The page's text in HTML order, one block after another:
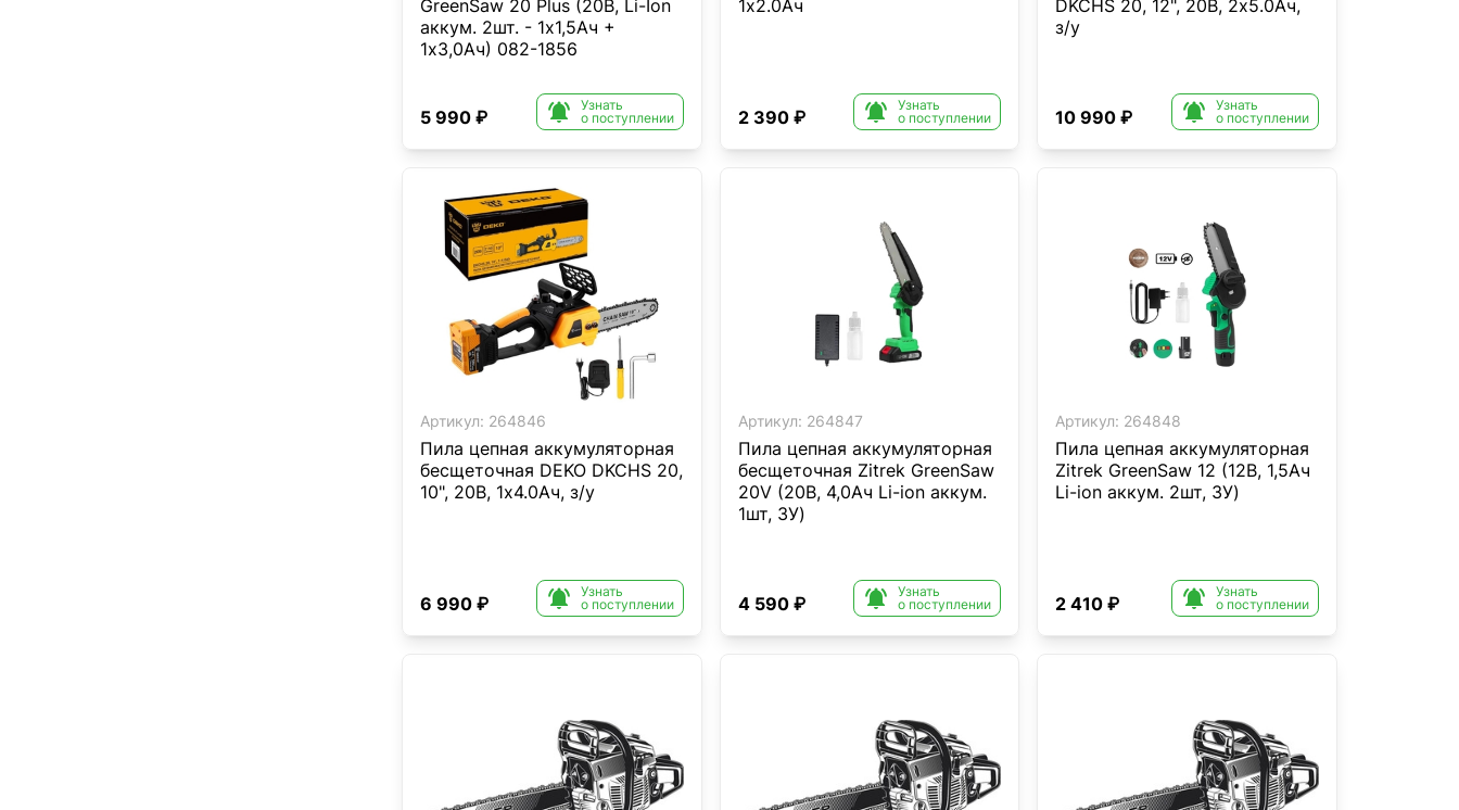
GreenSaw 20 Plus (20В, Li-Ion
аккум. 2шт. - 1x1,5Ач +
1x3,0Ач) 082-1856
5 990 ₽ 
Узнать
о поступлении
1x2.0Ач
2 390 ₽ 
Узнать
о поступлении
DKCHS 20, 12", 20В, 2x5.0Ач,
з/у
10 990 ₽ 
Узнать
о поступлении
Артикул: 264846
Пила цепная аккумуляторная
бесщеточная DEKO DKCHS 20,
10", 20В, 1x4.0Ач, з/у
6 990 ₽ 
Узнать
о поступлении
Артикул: 264847
Пила цепная аккумуляторная
бесщеточная Zitrek GreenSaw
20V (20В, 4,0Ач Li-ion аккум.
1шт, ЗУ)
4 590 ₽ 
Узнать
о поступлении
Артикул: 264848
Пила цепная аккумуляторная
Zitrek GreenSaw 12 (12В, 1,5Ач
Li-ion аккум. 2шт, ЗУ)
2 410 ₽ 
Узнать
о поступлении